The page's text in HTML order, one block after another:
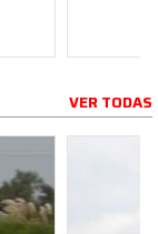
VER TODAS